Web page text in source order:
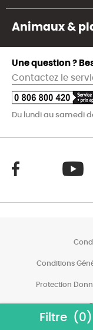
Filtre (0)
Animaux &
Une question ?
Contactez le
Du lundi au samedi
Conditions
Protection